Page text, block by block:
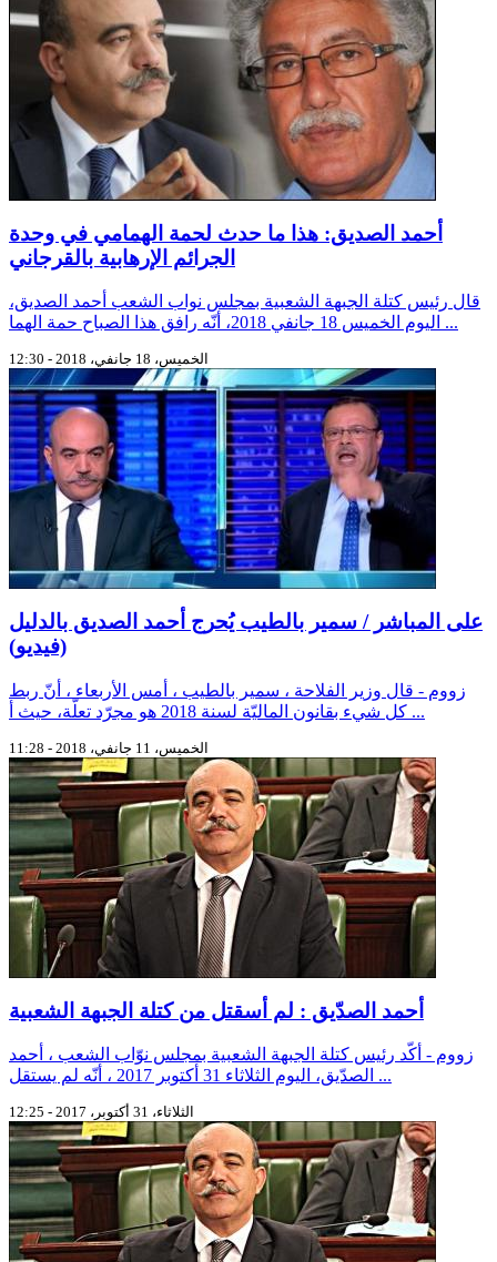
أحمد الصديق: هذا ما حدث لحمة الهمامي في وحدة
الجرائم الإرهابية بالقرجاني
قال رئيس كتلة الجبهة الشعبية بمجلس نواب الشعب أحمد الصديق،
اليوم الخميس 18 جانفي 2018، أنّه رافق هذا الصباح حمة الهما ...
الخميس، 18 جانفي، 2018 - 12:30
على المباشر / سمير بالطيب يُحرج أحمد الصديق بالدليل
(فيديو)
زووم - قال وزير الفلاحة ، سمير بالطيب ، أمس الأربعاء ، أنّ ربط
كل شيء بقانون الماليّة لسنة 2018 هو مجرّد تعلّة، حيث أ ...
الخميس، 11 جانفي، 2018 - 11:28
أحمد الصدّيق : لم أسقتل من كتلة الجبهة الشعبية
زووم - أكّد رئيس كتلة الجبهة الشعبية بمجلس نوّاب الشعب ، أحمد
الصدّيق، اليوم الثلاثاء 31 أكتوبر 2017 ، أنّه لم يستقل ...
الثلاثاء، 31 أكتوبر، 2017 - 12:25